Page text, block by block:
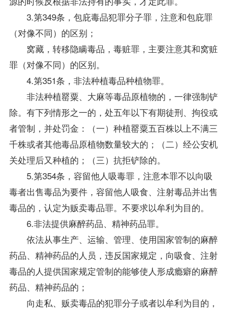
3.第349条，包庇毒品犯罪分子罪，注意和包庇罪
（对像不同）的区别；
窝藏，转移隐瞒毒品，毒赃罪，主要注意其和窝赃
罪（对像不同）的区别。
4.第351条，非法种植毒品种植物罪。
非法种植罂粟、大麻等毒品原植物的，一律强制铲
除。有下列情形之一的，处五年以下有期徒刑、拘役或
者管制，并处罚金：（一）种植罂粟五百株以上不满三
千株或者其他毒品原植物数量较大的；（二）经公安机
关处理后又种植的；（三）抗拒铲除的。
5.第354条，容留他人吸毒罪，注意本罪不以向吸
毒者出售毒品为要件，容留他人吸食、注射毒品并出售
毒品的，认定为贩卖毒品罪。不要求以牟利为目的。
6.非法提供麻醉药品、精神药品罪。
依法从事生产、运输、管理、使用国家管制的麻醉
药品、精神药品的人员，违反国家规定，向吸食、注射
毒品的人提供国家规定管制的能够使人形成瘾癖的麻醉
药品、精神药品的；
向走私、贩卖毒品的犯罪分子或者以牟利为目的，